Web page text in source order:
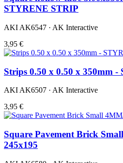
STYRENE STRIP
AKI AK6547 · AK Interactive
3,95 €
Strips 0.50 x 0.50 x 350mm
AKI AK6507 · AK Interactive
3,95 €
Square Pavement Brick
245x195